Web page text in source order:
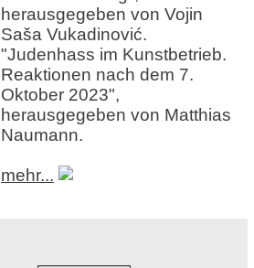
herausgegeben von Vojin
Saša Vukadinović.
"Judenhass im Kunstbetrieb.
Reaktionen nach dem 7.
Oktober 2023",
herausgegeben von Matthias
Naumann.
mehr...